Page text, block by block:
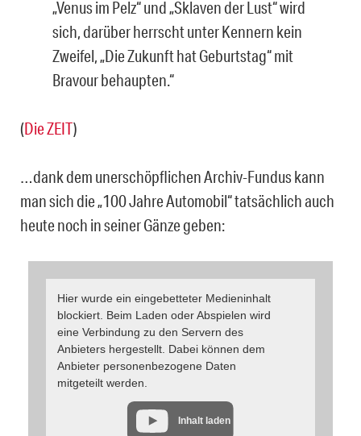
„Venus im Pelz“ und „Sklaven der Lust“ wird
sich, darüber herrscht unter Kennern kein
Zweifel, „Die Zukunft hat Geburtstag“ mit
Bravour behaupten.“
(Die ZEIT)
…dank dem unerschöpflichen Archiv-Fundus kann
man sich die „100 Jahre Automobil“ tatsächlich auch
heute noch in seiner Gänze geben:
Hier wurde ein eingebetteter Medieninhalt
blockiert. Beim Laden oder Abspielen wird
eine Verbindung zu den Servern des
Anbieters hergestellt. Dabei können dem
Anbieter personenbezogene Daten
mitgeteilt werden.
Inhalt laden